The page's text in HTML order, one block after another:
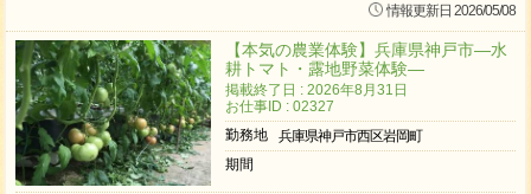
情報更新日 2026/05/08
【本気の農業体験】兵庫県神戸市―水
耕トマト・露地野菜体験―
掲載終了日 : 2026年8月31日
お仕事ID : 02327
勤務地
兵庫県神戸市西区岩岡町
期間